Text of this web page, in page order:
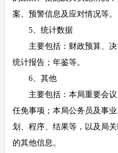
案、预警信息及应对情况等。
5、统计数据
主要包括：财政预算、决
统计报告；年鉴等。
6、其他
主要包括：本局重要会议
任免事项；本局公务员及事
划、程序、结果等，以及局
的其他信息。